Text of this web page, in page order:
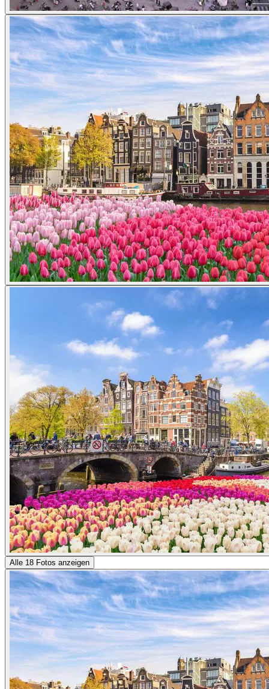
Alle 18 Fotos anzeigen